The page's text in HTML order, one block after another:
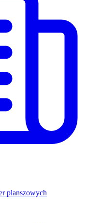
planszowych